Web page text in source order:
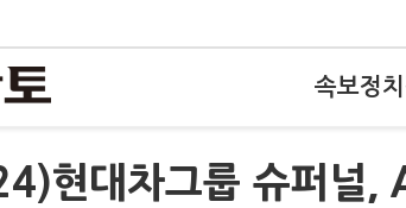
속보정치
현대차그룹 슈퍼널,